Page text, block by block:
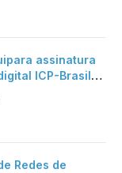
assinatura
ICP-Brasil
de firma em
Redes de